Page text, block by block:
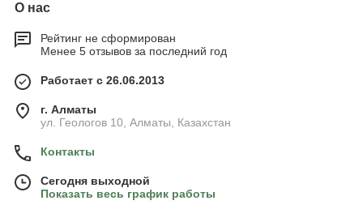
О нас
Рейтинг не сформирован
Менее 5 отзывов за последний год
Работает с 26.06.2013
г. Алматы
ул. Геологов 10, Алматы, Казахстан
Контакты
Сегодня выходной
Показать весь график работы